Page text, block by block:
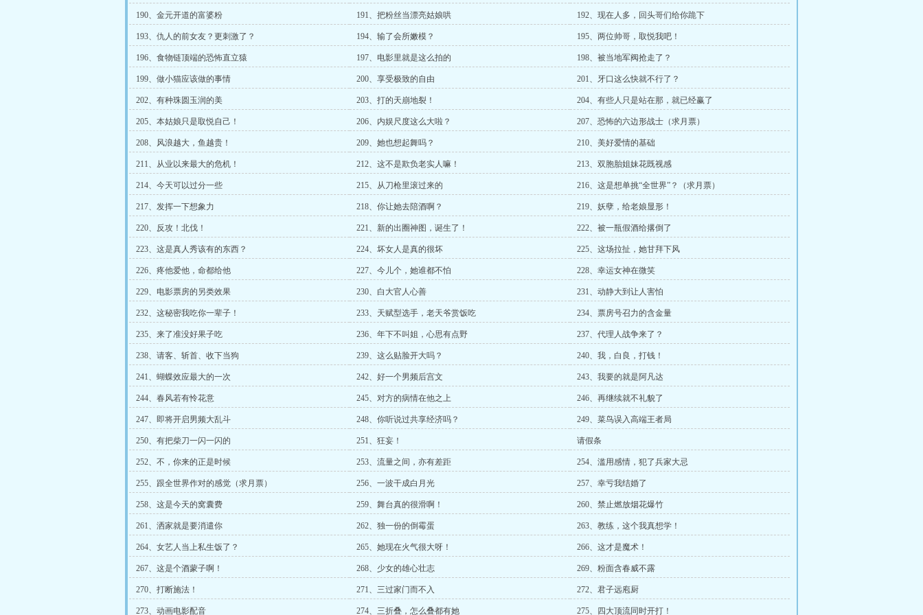
190、金元开道的富婆粉 191、把粉丝当漂亮姑娘哄 192、现在人多，回头哥们给你跪下
193、仇人的前女友？更刺激了？ 194、输了会所嫩模？ 195、两位帅哥，取悦我吧！
196、食物链顶端的恐怖直立猿 197、电影里就是这么拍的 198、被当地军阀抢走了？
199、做小猫应该做的事情 200、享受极致的自由 201、牙口这么快就不行了？
202、有种珠圆玉润的美 203、打的天崩地裂！ 204、有些人只是站在那，就已经赢了
205、本姑娘只是取悦自己！ 206、内娱尺度这么大啦？ 207、恐怖的六边形战士（求月票）
208、风浪越大，鱼越贵！ 209、她也想起舞吗？ 210、美好爱情的基础
211、从业以来最大的危机！ 212、这不是欺负老实人嘛！ 213、双胞胎姐妹花既视感
214、今天可以过分一些 215、从刀枪里滚过来的 216、这是想单挑“全世界”？（求月票）
217、发挥一下想象力 218、你让她去陪酒啊？ 219、妖孽，给老娘显形！
220、反攻！北伐！ 221、新的出圈神图，诞生了！ 222、被一瓶假酒给撂倒了
223、这是真人秀该有的东西？ 224、坏女人是真的很坏 225、这场拉扯，她甘拜下风
226、疼他爱他，命都给他 227、今儿个，她谁都不怕 228、幸运女神在微笑
229、电影票房的另类效果 230、白大官人心善 231、动静大到让人害怕
232、这秘密我吃你一辈子！ 233、天赋型选手，老天爷赏饭吃 234、票房号召力的含金量
235、来了准没好果子吃 236、年下不叫姐，心思有点野 237、代理人战争来了？
238、请客、斩首、收下当狗 239、这么贴脸开大吗？ 240、我，白良，打钱！
241、蝴蝶效应最大的一次 242、好一个男频后宫文 243、我要的就是阿凡达
244、春风若有怜花意 245、对方的病情在他之上 246、再继续就不礼貌了
247、即将开启男频大乱斗 248、你听说过共享经济吗？ 249、菜鸟误入高端王者局
250、有把柴刀一闪一闪的 251、狂妄！ 请假条
252、不，你来的正是时候 253、流量之间，亦有差距 254、滥用感情，犯了兵家大忌
255、跟全世界作对的感觉（求月票） 256、一波干成白月光 257、幸亏我结婚了
258、这是今天的窝囊费 259、舞台真的很滑啊！ 260、禁止燃放烟花爆竹
261、洒家就是要消遣你 262、独一份的倒霉蛋 263、教练，这个我真想学！
264、女艺人当上私生饭了？ 265、她现在火气很大呀！ 266、这才是魔术！
267、这是个酒蒙子啊！ 268、少女的雄心壮志 269、粉面含春威不露
270、打断施法！ 271、三过家门而不入 272、君子远庖厨
273、动画电影配音 274、三折叠，怎么叠都有她 275、四大顶流同时开打！